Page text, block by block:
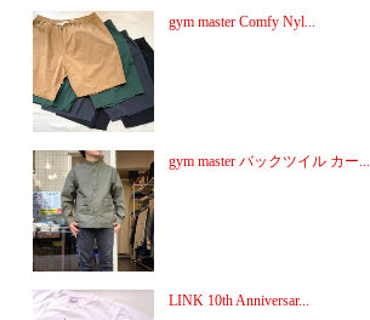
gym master Comfy Nyl...
gym master バックツイル カー...
LINK 10th Anniversar...